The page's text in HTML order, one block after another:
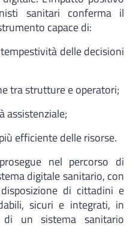
sanitari conferma il
capace di:
delle decisioni
tra strutture e operatori;
assistenziale;
efficiente delle risorse.
nel percorso di
digitale sanitario, con
di cittadini e
sicuri e integrati, in
un sistema sanitario